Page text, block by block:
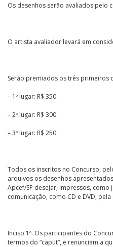
Os desenhos serão avaliados pelo
O artista avaliador levará em
Serão premiados os três primeiros
– 1º lugar: R$ 350.
– 2º lugar: R$ 300.
– 3º lugar: R$ 250.
Todos os inscritos no Concurso,
arquivos os desenhos
Apcef/SP desejar; impressos,
comunicação, como CD e DVD,
Inciso 1º. Os participantes do
termos do “caput”, e renunciam a